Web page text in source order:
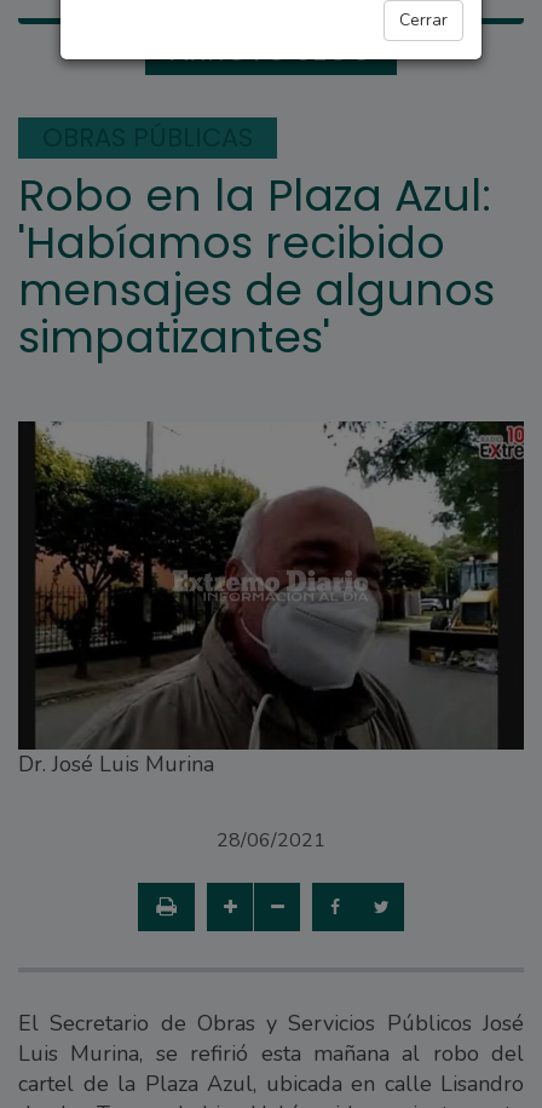
Cerrar
ARROYO SECO
Robo en la Plaza Azul:
'Habíamos recibido
mensajes de algunos
simpatizantes'
Dr. José Luis Murina
28/06/2021
El Secretario de Obras y Servicios Públicos José
Luis Murina, se refirió esta mañana al robo del
cartel de la Plaza Azul, ubicada en calle Lisandro